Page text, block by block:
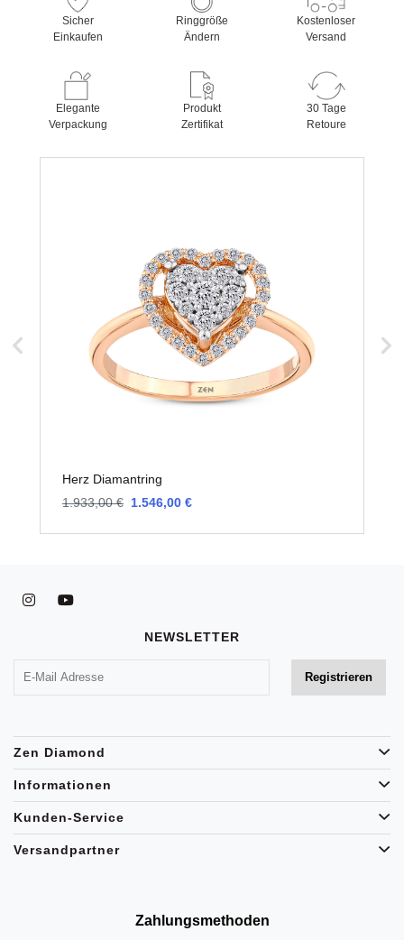
Sicher
Einkaufen
Ringgröße
Ändern
Kostenloser
Versand
Elegante
Verpackung
Produkt
Zertifikat
30 Tage
Retoure
Herz Diamantring
1.546,00 €
1.933,00 €
NEWSLETTER
Zen Diamond
Informationen
Kunden-Service
Versandpartner
Zahlungsmethoden